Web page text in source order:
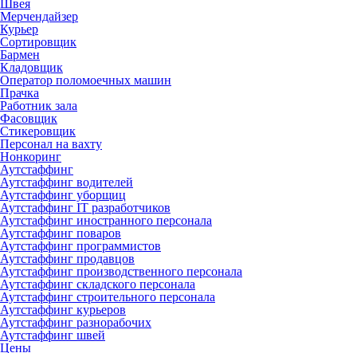
Швея
Мерчендайзер
Курьер
Сортировщик
Бармен
Кладовщик
Оператор поломоечных машин
Прачка
Работник зала
Фасовщик
Стикеровщик
Персонал на вахту
Нонкоринг
Аутстаффинг
Аутстаффинг водителей
Аутстаффинг уборщиц
Аутстаффинг IT разработчиков
Аутстаффинг иностранного персонала
Аутстаффинг поваров
Аутстаффинг программистов
Аутстаффинг продавцов
Аутстаффинг производственного персонала
Аутстаффинг складского персонала
Аутстаффинг строительного персонала
Аутстаффинг курьеров
Аутстаффинг разнорабочих
Аутстаффинг швей
Цены